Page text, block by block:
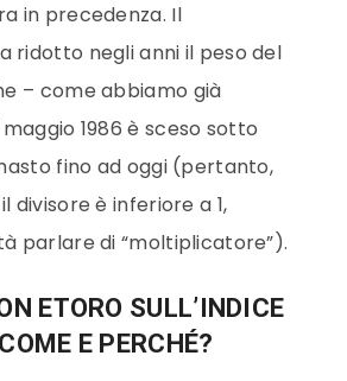
in precedenza. Il
ridotto negli anni il peso del
– come abbiamo già
1986 è sceso sotto
fino ad oggi (pertanto,
divisore è inferiore a 1,
parlare di “moltiplicatore”).
ETORO SULL’INDICE
E PERCHÉ?